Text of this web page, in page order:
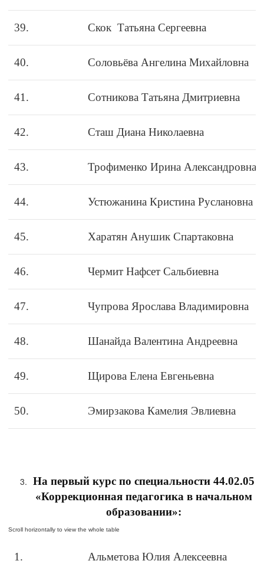
39. Скок Татьяна Сергеевна
40. Соловьёва Ангелина Михайловна
41. Сотникова Татьяна Дмитриевна
42. Сташ Диана Николаевна
43. Трофименко Ирина Александровна
44. Устюжанина Кристина Руслановна
45. Харатян Анушик Спартаковна
46. Чермит Нафсет Сальбиевна
47. Чупрова Ярослава Владимировна
48. Шанайда Валентина Андреевна
49. Щирова Елена Евгеньевна
50. Эмирзакова Камелия Эвлиевна
На первый курс по специальности 44.02.05
«Коррекционная педагогика в начальном
образовании»:
1. Альметова Юлия Алексеевна